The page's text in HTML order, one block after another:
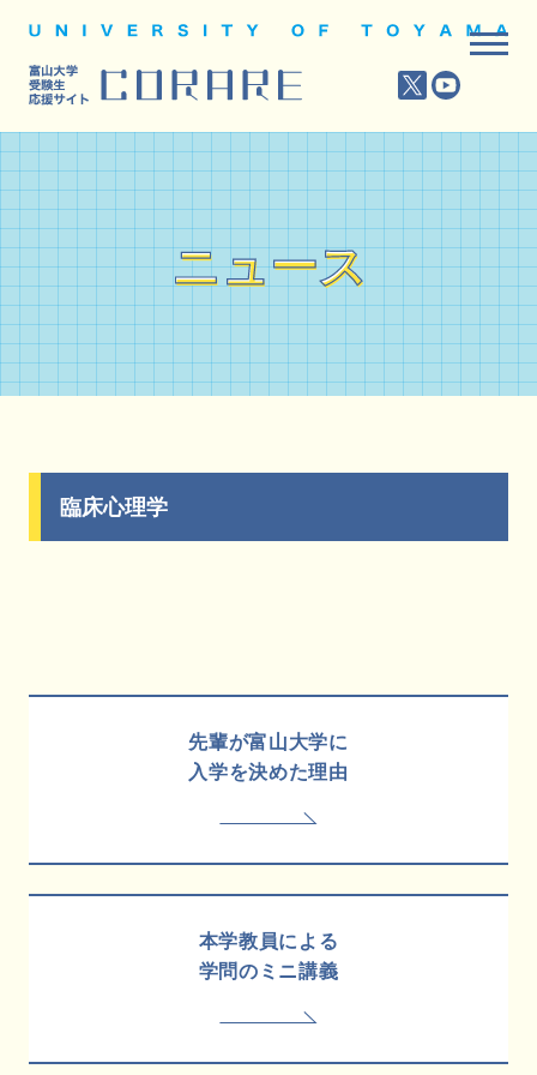
ニュース
ニュース
臨床心理学
先輩が富山大学に
入学を決めた理由
本学教員による
学問のミニ講義